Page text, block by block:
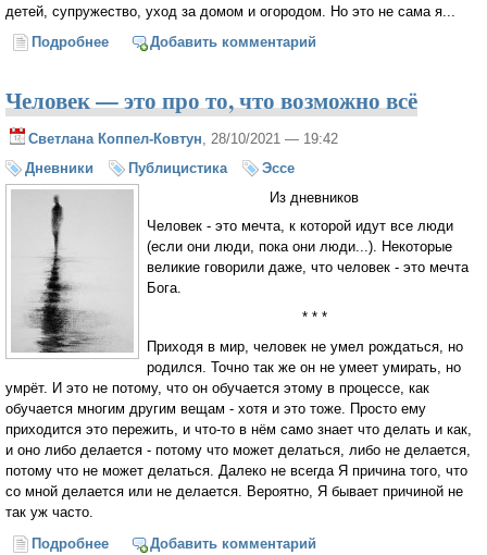
детей, супружество, уход за домом и огородом. Но это не сама я...
Подробнее о Инна Андреева: «Счастье – это быть частью
Добавить комментарий
Человек — это про то, что возможно всё
Светлана Коппел-Ковтун, 28/10/2021 — 19:42
Дневники
Публицистика
Эссе
Из дневников
Человек - это мечта, к которой идут все люди
(если они люди, пока они люди...). Некоторые
великие говорили даже, что человек - это мечта
Бога.
* * *
Приходя в мир, человек не умел рождаться, но
родился. Точно так же он не умеет умирать, но
умрёт. И это не потому, что он обучается этому в процессе, как
обучается многим другим вещам - хотя и это тоже. Просто ему
приходится это пережить, и что-то в нём само знает что делать и как,
и оно либо делается - потому что может делаться, либо не делается,
потому что не может делаться. Далеко не всегда Я причина того, что
со мной делается или не делается. Вероятно, Я бывает причиной не
так уж часто.
Подробнее о Человек — это про то, что возможно всё
Добавить комментарий